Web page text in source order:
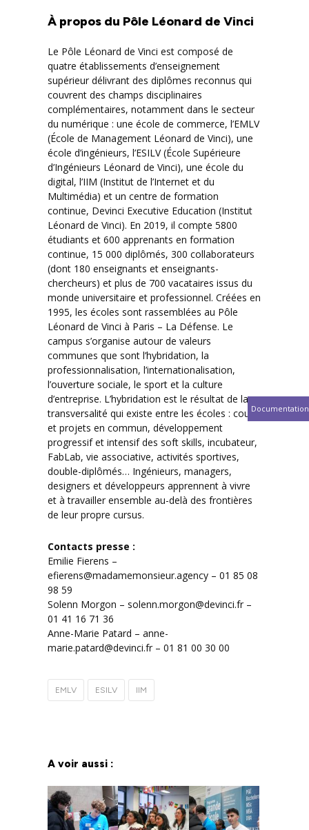
À propos du Pôle Léonard de Vinci
Le Pôle Léonard de Vinci est composé de
quatre établissements d’enseignement
supérieur délivrant des diplômes reconnus qui
couvrent des champs disciplinaires
complémentaires, notamment dans le secteur
du numérique : une école de commerce, l’EMLV
(École de Management Léonard de Vinci), une
école d’ingénieurs, l’ESILV (École Supérieure
d’Ingénieurs Léonard de Vinci), une école du
digital, l’IIM (Institut de l’Internet et du
Multimédia) et un centre de formation
continue, Devinci Executive Education (Institut
Léonard de Vinci). En 2019, il compte 5800
étudiants et 600 apprenants en formation
continue, 15 000 diplômés, 300 collaborateurs
(dont 180 enseignants et enseignants-
chercheurs) et plus de 700 vacataires issus du
monde universitaire et professionnel. Créées en
1995, les écoles sont rassemblées au Pôle
Léonard de Vinci à Paris – La Défense. Le
campus s’organise autour de valeurs
communes que sont l’hybridation, la
professionnalisation, l’internationalisation,
l’ouverture sociale, le sport et la culture
d’entreprise. L’hybridation est le résultat de la
transversalité qui existe entre les écoles : cours
et projets en commun, développement
progressif et intensif des soft skills, incubateur,
FabLab, vie associative, activités sportives,
double-diplômés… Ingénieurs, managers,
designers et développeurs apprennent à vivre
et à travailler ensemble au-delà des frontières
de leur propre cursus.
Contacts presse :
Emilie Fierens –
efierens@madamemonsieur.agency – 01 85 08
98 59
Solenn Morgon – solenn.morgon@devinci.fr –
01 41 16 71 36
Anne-Marie Patard – anne-
marie.patard@devinci.fr – 01 81 00 30 00
EMLV ESILV IIM
A voir aussi :
Documentation